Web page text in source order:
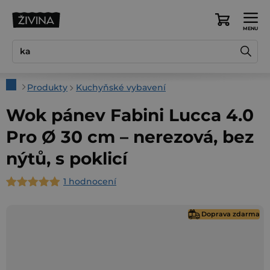
Nákupní
DomůProdukty Kuchyňské vybavení
Wok pánev Fabini Lucca 4.0
Pro Ø 30 cm – nerezová, bez
nýtů, s poklicí
Průměrné
1 hodnocení
Doprava zdarma